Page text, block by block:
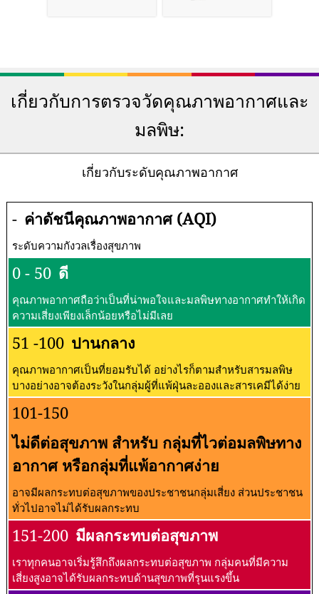
เกี่ยวกับการตรวจวัดคุณภาพอากาศและ
มลพิษ:
เกี่ยวกับระดับคุณภาพอากาศ
- ค่าดัชนีคุณภาพอากาศ (AQI)
ระดับความกังวลเรื่องสุขภาพ
0 - 50 ดี
คุณภาพอากาศถือว่าเป็นที่น่าพอใจและมลพิษทางอากาศทำให้เกิด
ความเสี่ยงเพียงเล็กน้อยหรือไม่มีเลย
51 -100 ปานกลาง
คุณภาพอากาศเป็นที่ยอมรับได้ อย่างไรก็ตามสำหรับสารมลพิษ
บางอย่างอาจต้องระวังในกลุ่มผู้ที่แพ้ฝุ่นละอองและสารเคมีได้ง่าย
101-150
ไม่ดีต่อสุขภาพ สำหรับ กลุ่มที่ไวต่อมลพิษทาง
อากาศ หรือกลุ่มที่แพ้อากาศง่าย
อาจมีผลกระทบต่อสุขภาพของประชาชนกลุ่มเสี่ยง ส่วนประชาชน
ทั่วไปอาจไม่ได้รับผลกระทบ
151-200 มีผลกระทบต่อสุขภาพ
เราทุกคนอาจเริ่มรู้สึกถึงผลกระทบต่อสุขภาพ กลุ่มคนที่มีความ
เสี่ยงสูงอาจได้รับผลกระทบด้านสุขภาพที่รุนแรงขึ้น